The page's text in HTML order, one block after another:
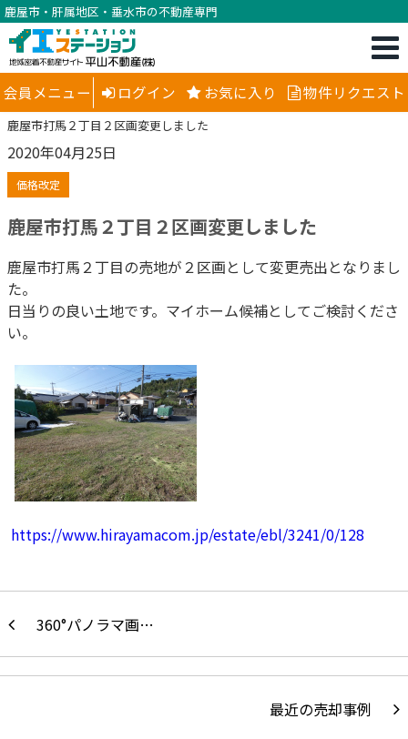
鹿屋市・肝属地区・垂水市の不動産専門
会員メニュー ログイン お気に入り 物件リクエスト
鹿屋市打馬２丁目２区画変更しました
2020年04月25日
価格改定
鹿屋市打馬２丁目２区画変更しました
鹿屋市打馬２丁目の売地が２区画として変更売出となりまし
た。
日当りの良い土地です。マイホーム候補としてご検討くださ
い。
https://www.hirayamacom.jp/estate/ebl/3241/0/128
360°パノラマ画…
最近の売却事例